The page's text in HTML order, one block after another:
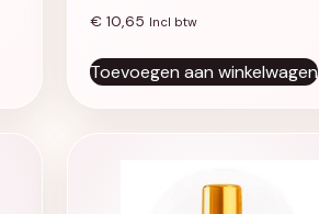
€ 10,65 Incl btw
Toevoegen aan winkelwagen